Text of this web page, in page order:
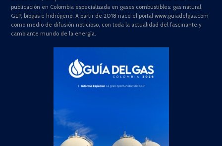
publicación en Colombia especializada en gases combustibles: gas natural,
GLP, biogás e hidrógeno. A partir de 2018 nace el portal www.guiadelgas.com
como medio de difusión noticioso, con toda la actualidad del fascinante y
cambiante mundo de la energía.